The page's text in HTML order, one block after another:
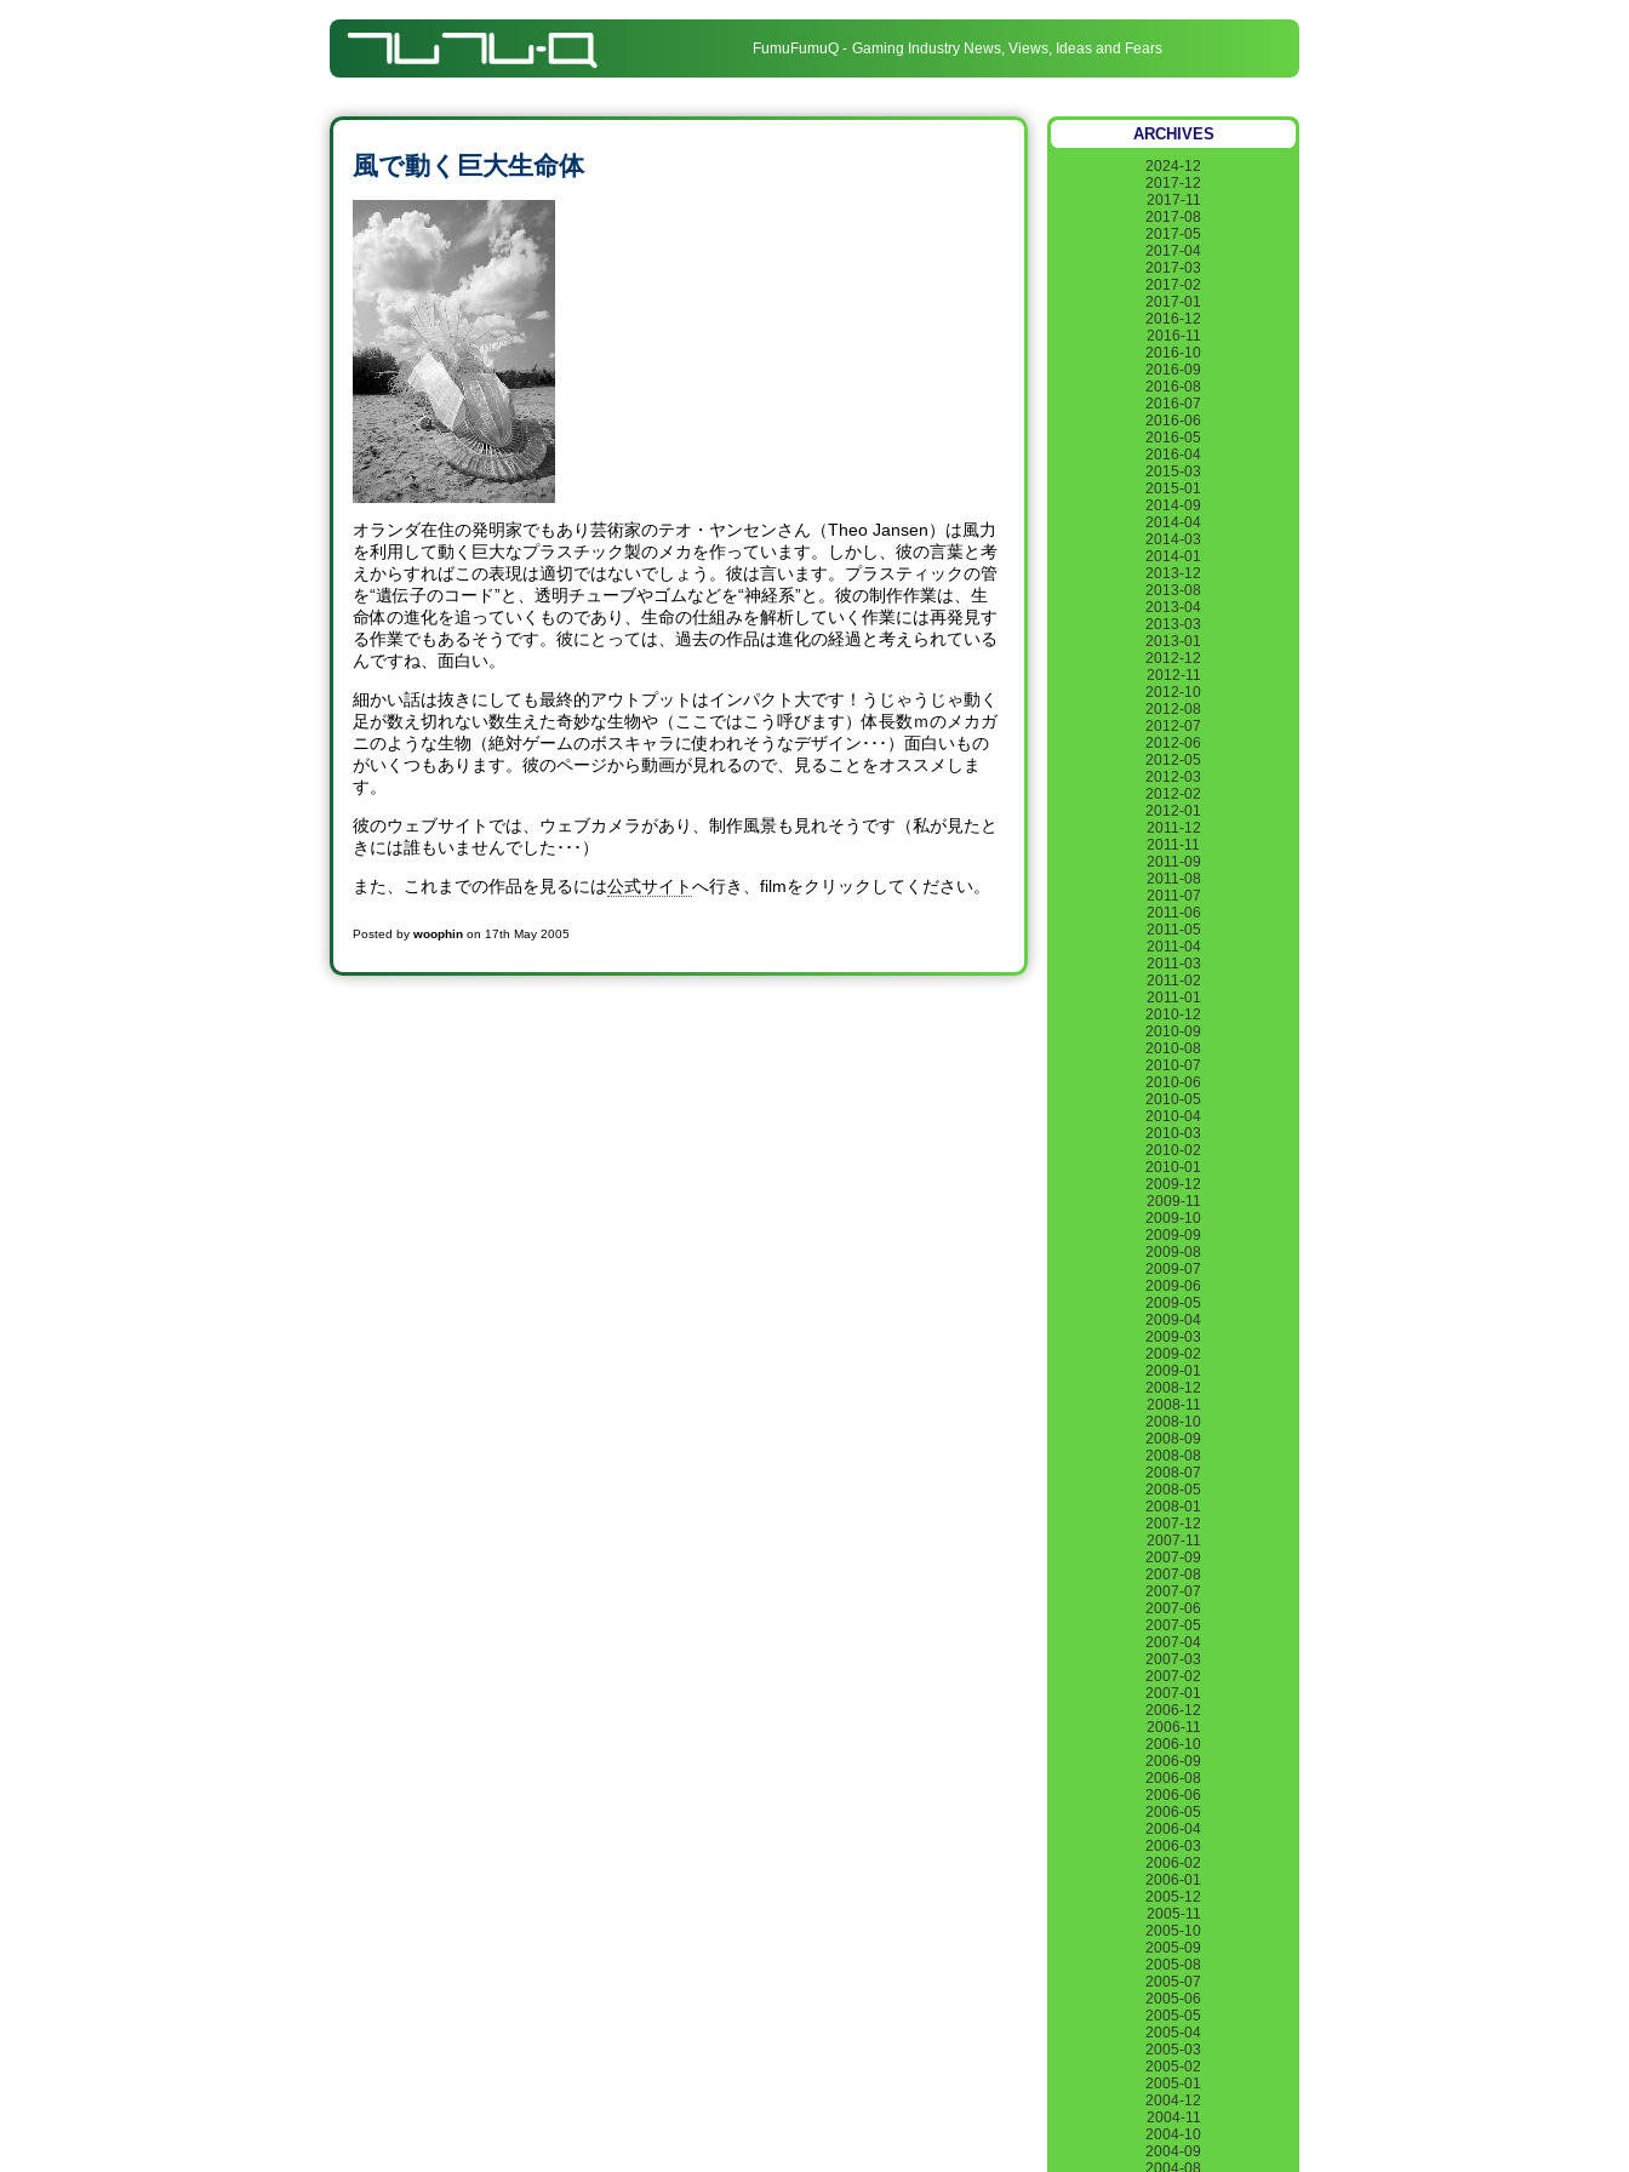
FumuFumuQ Gaming Industry News, Views, Ideas and Fears
風で動く巨大生命体
オランダ在住の発明家でもあり芸術家のテオ・ヤンセンさん（Theo Jansen）は風力
を利用して動く巨大なプラスチック製のメカを作っています。しかし、彼の言葉と考
えからすればこの表現は適切ではないでしょう。彼は言います。プラスティックの管
を“遺伝子のコード”と、透明チューブやゴムなどを“神経系”と。彼の制作作業は、生
命体の進化を追っていくものであり、生命の仕組みを解析していく作業には再発見す
る作業でもあるそうです。彼にとっては、過去の作品は進化の経過と考えられている
んですね、面白い。
細かい話は抜きにしても最終的アウトプットはインパクト大です！うじゃうじゃ動く
足が数え切れない数生えた奇妙な生物や（ここではこう呼びます）体長数ｍのメカガ
ニのような生物（絶対ゲームのボスキャラに使われそうなデザイン･･･）面白いもの
がいくつもあります。彼のページから動画が見れるので、見ることをオススメしま
す。
彼のウェブサイトでは、ウェブカメラがあり、制作風景も見れそうです（私が見たと
きには誰もいませんでした･･･）
また、これまでの作品を見るには公式サイトへ行き、filmをクリックしてください。
Posted bywoophin on 17th May 2005
ARCHIVES
2024-12
2017-12
2017-11
2017-08
2017-05
2017-04
2017-03
2017-02
2017-01
2016-12
2016-11
2016-10
2016-09
2016-08
2016-07
2016-06
2016-05
2016-04
2015-03
2015-01
2014-09
2014-04
2014-03
2014-01
2013-12
2013-08
2013-04
2013-03
2013-01
2012-12
2012-11
2012-10
2012-08
2012-07
2012-06
2012-05
2012-03
2012-02
2012-01
2011-12
2011-11
2011-09
2011-08
2011-07
2011-06
2011-05
2011-04
2011-03
2011-02
2011-01
2010-12
2010-09
2010-08
2010-07
2010-06
2010-05
2010-04
2010-03
2010-02
2010-01
2009-12
2009-11
2009-10
2009-09
2009-08
2009-07
2009-06
2009-05
2009-04
2009-03
2009-02
2009-01
2008-12
2008-11
2008-10
2008-09
2008-08
2008-07
2008-05
2008-01
2007-12
2007-11
2007-09
2007-08
2007-07
2007-06
2007-05
2007-04
2007-03
2007-02
2007-01
2006-12
2006-11
2006-10
2006-09
2006-08
2006-06
2006-05
2006-04
2006-03
2006-02
2006-01
2005-12
2005-11
2005-10
2005-09
2005-08
2005-07
2005-06
2005-05
2005-04
2005-03
2005-02
2005-01
2004-12
2004-11
2004-10
2004-09
2004-08